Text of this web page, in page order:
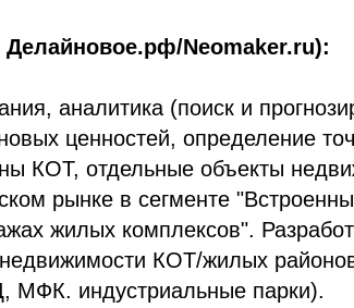
Делайновое.рф/Neomaker.ru):
аналитика (поиск и
ценностей, определение
КОТ, отдельные объекты
рынке в сегменте
жилых комплексов".
КОТ/жилых
МФК. индустриальные парки).